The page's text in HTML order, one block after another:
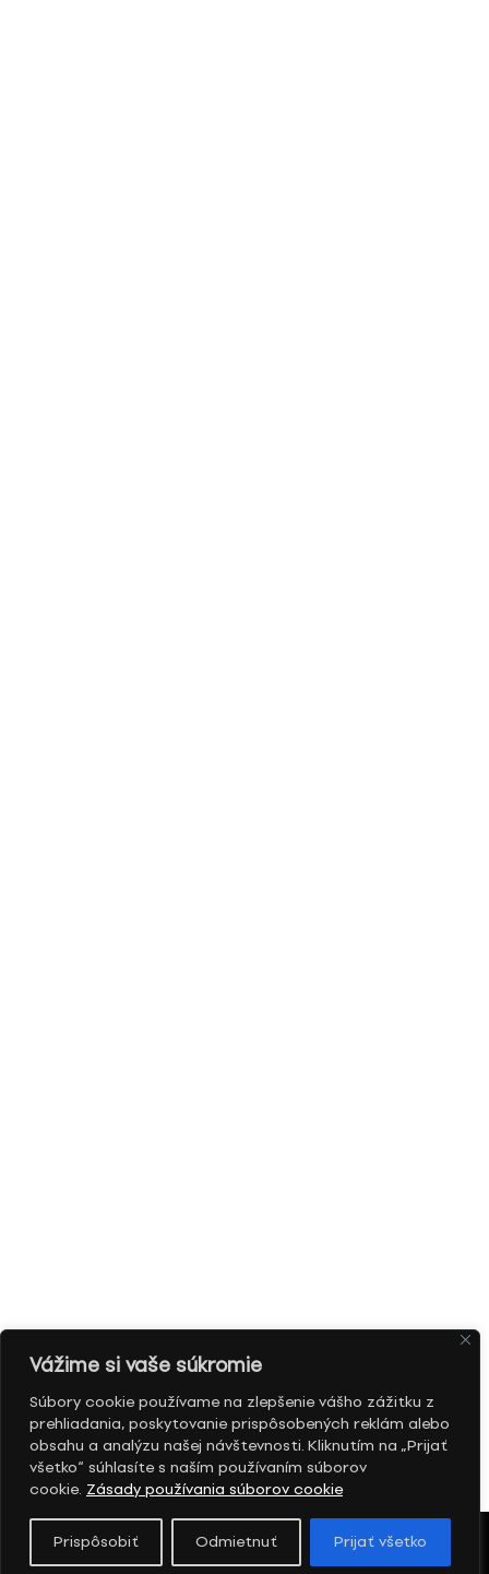
Vážime si vaše súkromie
Súbory cookie používame na zlepšenie vášho zážitku z
prehliadania, poskytovanie prispôsobených reklám alebo
obsahu a analýzu našej návštevnosti. Kliknutím na „Prijať
všetko“ súhlasíte s naším používaním súborov
cookie. Zásady používania súborov cookie
Prispôsobiť Odmietnuť Prijať všetko